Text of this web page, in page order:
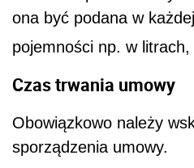
ona być podana w
pojemności np. w litrach,
Czas trwania umowy
Obowiązkowo należy
sporządzenia umowy.